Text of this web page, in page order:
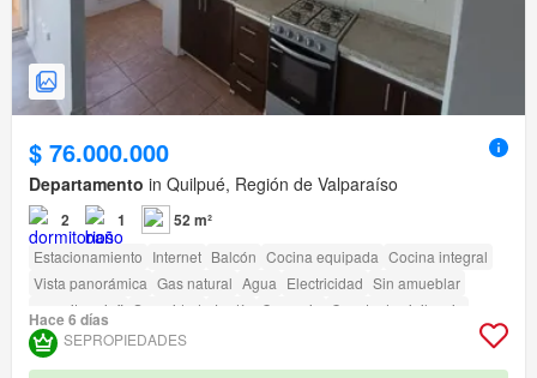
$ 76.000.000
Departamento in Quilpué, Región de Valparaíso
2 1 52 m²
Estacionamiento Internet Balcón Cocina equipada Cocina integral
Vista panorámica Gas natural Agua Electricidad Sin amueblar
amenity_wi_fi Seguridad Jardín Conserje
Caseta de vigilancia
Acceso para personas con discapacidad
Hace 6 días
SEPROPIEDADES